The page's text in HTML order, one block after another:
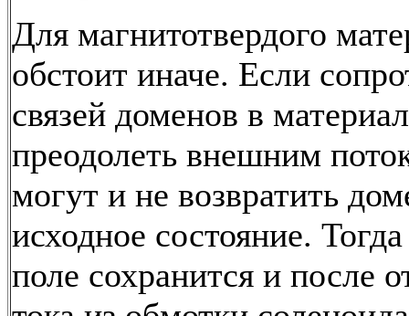
Для магнитотвердого
обстоит иначе. Если
связей доменов в
преодолеть внешним
могут и не возвратить
исходное состояние.
поле сохранится и после